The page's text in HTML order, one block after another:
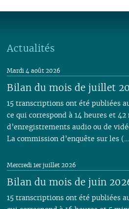
Actualités
Bilan du mois de juillet
Mardi 4 août 2026
15 transcriptions ont été publiées
ce qui correspond à 14 heures et
d’enregistrements audio ou de
La commission d’enquête sur les
Bilan du mois de juin
Mercredi 1er juillet 2026
15 transcriptions ont été publiées